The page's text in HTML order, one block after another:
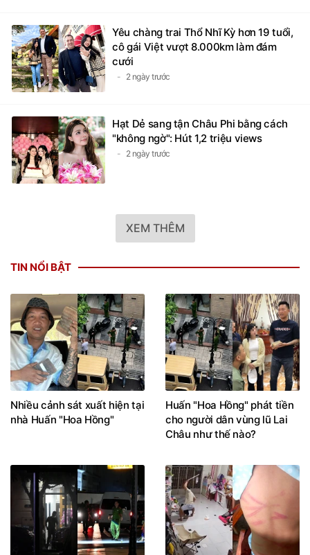
Yêu chàng trai Thổ Nhĩ Kỳ hơn 19 tuổi,
cô gái Việt vượt 8.000km làm đám
cưới
2 ngày trước
Hạt Dẻ sang tận Châu Phi bằng cách
"không ngờ": Hút 1,2 triệu views
2 ngày trước
XEM THÊM
TIN NỔI BẬT
Nhiều cảnh sát xuất hiện tại
nhà Huấn "Hoa Hồng"
Huấn "Hoa Hồng" phát tiền
cho người dân vùng lũ Lai
Châu như thế nào?